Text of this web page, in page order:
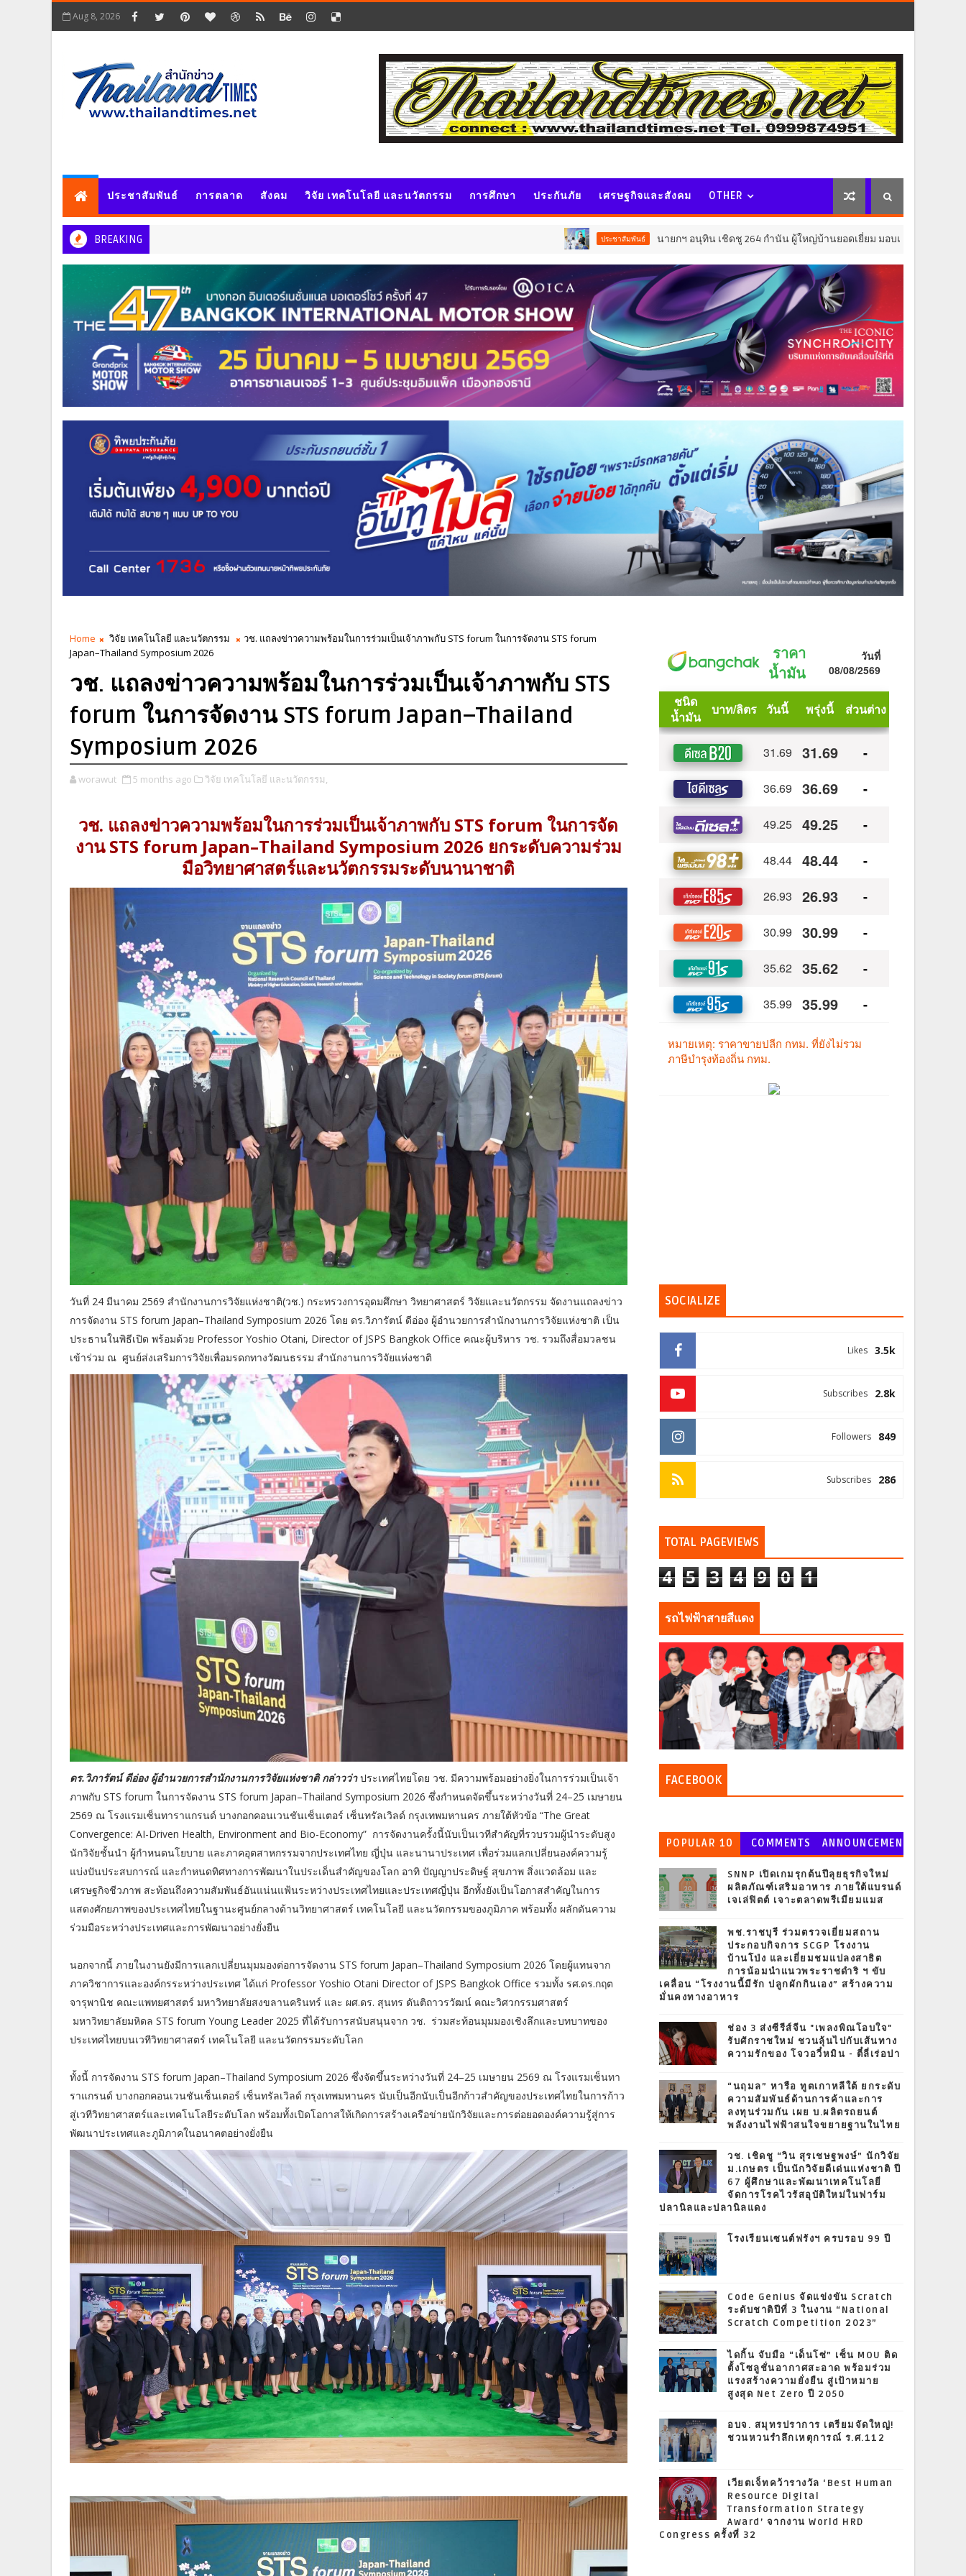
Aug 8, 2026
ประชาสัมพันธ์ การตลาด สังคม วิจัย เทคโนโลยี และนวัตกรรม การศึกษา ประกันภัย เศรษฐกิจและสังคม OTHER
BREAKING ประชาสัมพันธ์ นายกฯ อนุทิน เชิดชู 264 กำนัน ผู้ใหญ่บ้านยอดเยี่ยม มอบแหนบทองคำ “รางวัลเกียรติยศแห่
Home วิจัย เทคโนโลยี และนวัตกรรม
วช. แถลงข่าวความพร้อมในการร่วมเป็นเจ้าภาพกับ STS forum ในการจัดงาน STS forum
Japan–Thailand Symposium 2026
วช. แถลงข่าวความพร้อมในการร่วมเป็นเจ้าภาพกับ STS
forum ในการจัดงาน STS forum Japan–Thailand
Symposium 2026
worawut 5 months ago วิจัย เทคโนโลยี และนวัตกรรม,
วช. แถลงข่าวความพร้อมในการร่วมเป็นเจ้าภาพกับ STS forum ในการจัด
งาน STS forum Japan–Thailand Symposium 2026 ยกระดับความร่วม
มือวิทยาศาสตร์และนวัตกรรมระดับนานาชาติ
วันที่ 24 มีนาคม 2569 สำนักงานการวิจัยแห่งชาติ(วช.) กระทรวงการอุดมศึกษา วิทยาศาสตร์ วิจัยและนวัตกรรม จัดงานแถลงข่าว
การจัดงาน STS forum Japan–Thailand Symposium 2026 โดย ดร.วิภารัตน์ ดีอ่อง ผู้อำนวยการสํานักงานการวิจัยแห่งชาติ เป็น
ประธานในพิธีเปิด พร้อมด้วย Professor Yoshio Otani, Director of JSPS Bangkok Office คณะผู้บริหาร วช. รวมถึงสื่อมวลชน
เข้าร่วม ณ ศูนย์ส่งเสริมการวิจัยเพื่อมรดกทางวัฒนธรรม สำนักงานการวิจัยแห่งชาติ
ดร.วิภารัตน์ ดีอ่อง ผู้อำนวยการสํานักงานการวิจัยแห่งชาติ กล่าวว่าประเทศไทยโดย วช. มีความพร้อมอย่างยิ่งในการร่วมเป็นเจ้า
ภาพกับ STS forum ในการจัดงาน STS forum Japan–Thailand Symposium 2026 ซึ่งกำหนดจัดขึ้นระหว่างวันที่ 24–25 เมษายน
2569 ณ โรงแรมเซ็นทาราแกรนด์ บางกอกคอนเวนชันเซ็นเตอร์ เซ็นทรัลเวิลด์ กรุงเทพมหานคร ภายใต้หัวข้อ “The Great
Convergence: AI-Driven Health, Environment and Bio-Economy” การจัดงานครั้งนี้นับเป็นเวทีสำคัญที่รวบรวมผู้นำระดับสูง
นักวิจัยชั้นนำ ผู้กำหนดนโยบาย และภาคอุตสาหกรรมจากประเทศไทย ญี่ปุ่น และนานาประเทศ เพื่อร่วมแลกเปลี่ยนองค์ความรู้
แบ่งปันประสบการณ์ และกำหนดทิศทางการพัฒนาในประเด็นสำคัญของโลก อาทิ ปัญญาประดิษฐ์ สุขภาพ สิ่งแวดล้อม และ
เศรษฐกิจชีวภาพ สะท้อนถึงความสัมพันธ์อันแน่นแฟ้นระหว่างประเทศไทยและประเทศญี่ปุ่น อีกทั้งยังเป็นโอกาสสำคัญในการ
แสดงศักยภาพของประเทศไทยในฐานะศูนย์กลางด้านวิทยาศาสตร์ เทคโนโลยี และนวัตกรรมของภูมิภาค พร้อมทั้ง ผลักดันความ
ร่วมมือระหว่างประเทศและการพัฒนาอย่างยั่งยืน
นอกจากนี้ ภายในงานยังมีการแลกเปลี่ยนมุมมองต่อการจัดงาน STS forum Japan–Thailand Symposium 2026 โดยผู้แทนจาก
ภาควิชาการและองค์กรระหว่างประเทศ ได้แก่ Professor Yoshio Otani Director of JSPS Bangkok Office รวมทั้ง รศ.ดร.กฤต
จารุพานิช คณะแพทยศาสตร์ มหาวิทยาลัยสงขลานครินทร์ และ ผศ.ดร. สุนทร ดันติถาวรวัฒน์ คณะวิศวกรรมศาสตร์
มหาวิทยาลัยมหิดล STS forum Young Leader 2025 ที่ได้รับการสนับสนุนจาก วช. ร่วมสะท้อนมุมมองเชิงลึกและบทบาทของ
ประเทศไทยบนเวทีวิทยาศาสตร์ เทคโนโลยี และนวัตกรรมระดับโลก
ทั้งนี้ การจัดงาน STS forum Japan–Thailand Symposium 2026 ซึ่งจัดขึ้นระหว่างวันที่ 24–25 เมษายน 2569 ณ โรงแรมเซ็นทา
ราแกรนด์ บางกอกคอนเวนชันเซ็นเตอร์ เซ็นทรัลเวิลด์ กรุงเทพมหานคร นับเป็นอีกนับเป็นอีกก้าวสำคัญของประเทศไทยในการก้าว
สู่เวทีวิทยาศาสตร์และเทคโนโลยีระดับโลก พร้อมทั้งเปิดโอกาสให้เกิดการสร้างเครือข่ายนักวิจัยและการต่อยอดองค์ความรู้สู่การ
พัฒนาประเทศและภูมิภาคในอนาคตอย่างยั่งยืน
SOCIALIZE
3.5k
Likes
2.8k
Subscribes
849
Followers
286
Subscribes
TOTAL PAGEVIEWS
4 5 3 4 9 0 1
รถไฟฟ้าสายสีแดง
FACEBOOK
POPULAR 10 COMMENTS
ANNOUNCEMEN
T
SNNP เปิดเกมรุกต้นปีลุยธุรกิจใหม่
ผลิตภัณฑ์เสริมอาหาร ภายใต้แบรนด์
เจเล่ฟิตต์ เจาะตลาดพรีเมียมแมส
พช.ราชบุรี ร่วมตรวจเยี่ยมสถาน
ประกอบกิจการ SCGP โรงงาน
บ้านโป่ง และเยี่ยมชมแปลงสาธิต
การน้อมนำแนวพระราชดำริ ฯ ขับ
เคลื่อน “โรงงานนี้มีรัก ปลูกผักกินเอง” สร้างความ
มั่นคงทางอาหาร
ช่อง 3 ส่งซีรีส์จีน "เพลงพิณโอบใจ"
รับศักราชใหม่ ชวนลุ้นไปกับเส้นทาง
ความรักของ โจวอวี๋หมิน - ตี๋ลี่เร่อปา
“นฤมล” หารือ ทูตเกาหลีใต้ ยกระดับ
ความสัมพันธ์ด้านการค้าและการ
ลงทุนร่วมกัน เผย บ.ผลิตรถยนต์
พลังงานไฟฟ้าสนใจขยายฐานในไทย
วช. เชิดชู “วิน สุรเชษฐพงษ์” นักวิจัย
ม.เกษตร เป็นนักวิจัยดีเด่นแห่งชาติ ปี
67 ผู้ศึกษาและพัฒนาเทคโนโลยี
จัดการโรคไวรัสอุบัติใหม่ในฟาร์ม
ปลานิลและปลานิลแดง
โรงเรียนเซนต์ฟรังฯ ครบรอบ 99 ปี
Code Genius จัดแข่งขัน Scratch
ระดับชาติปีที่ 3 ในงาน “National
Scratch Competition 2023”
ไดกิ้น จับมือ “เด็นโซ่” เซ็น MOU ติด
ตั้งโซลูชั่นอากาศสะอาด พร้อมร่วม
แรงสร้างความยั่งยืน สู่เป้าหมาย
สูงสุด Net Zero ปี 2050
อบจ. สมุทรปราการ เตรียมจัดใหญ่!
ชวนหวนรำลึกเหตุการณ์ ร.ศ.112
เวียตเจ็ทคว้ารางวัล ‘Best Human
Resource Digital
Transformation Strategy
Award’ จากงาน World HRD
Congress ครั้งที่ 32